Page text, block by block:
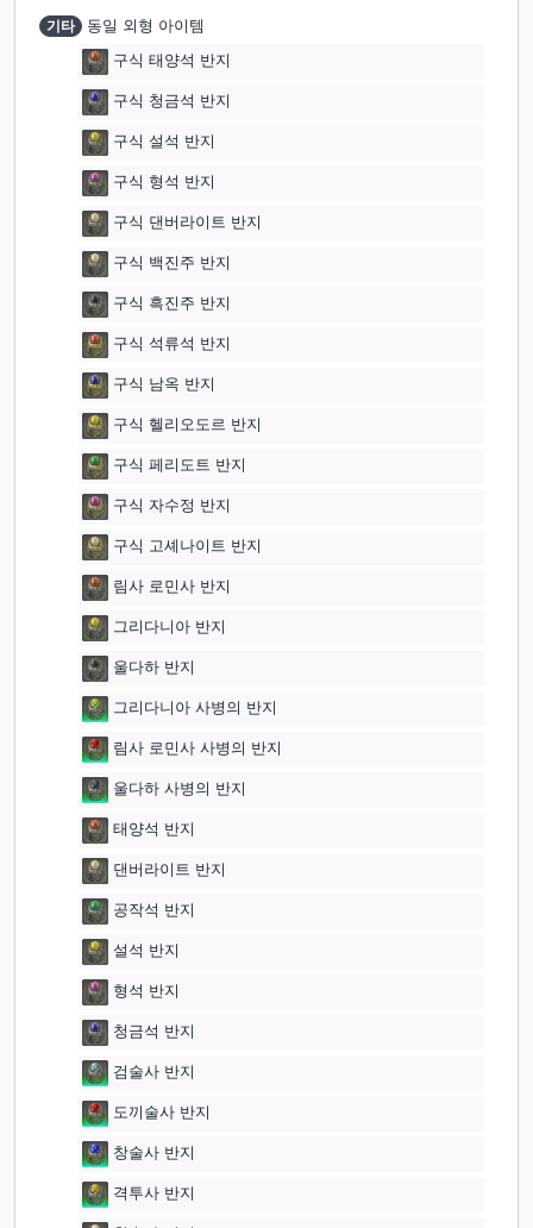
기타
동일 외형 아이템
구식 태양석 반지
구식 청금석 반지
구식 설석 반지
구식 형석 반지
구식 댄버라이트 반지
구식 백진주 반지
구식 흑진주 반지
구식 석류석 반지
구식 남옥 반지
구식 헬리오도르 반지
구식 페리도트 반지
구식 자수정 반지
구식 고셰나이트 반지
림사 로민사 반지
그리다니아 반지
울다하 반지
그리다니아 사병의 반지
림사 로민사 사병의 반지
울다하 사병의 반지
태양석 반지
댄버라이트 반지
공작석 반지
설석 반지
형석 반지
청금석 반지
검술사 반지
도끼술사 반지
창술사 반지
격투사 반지